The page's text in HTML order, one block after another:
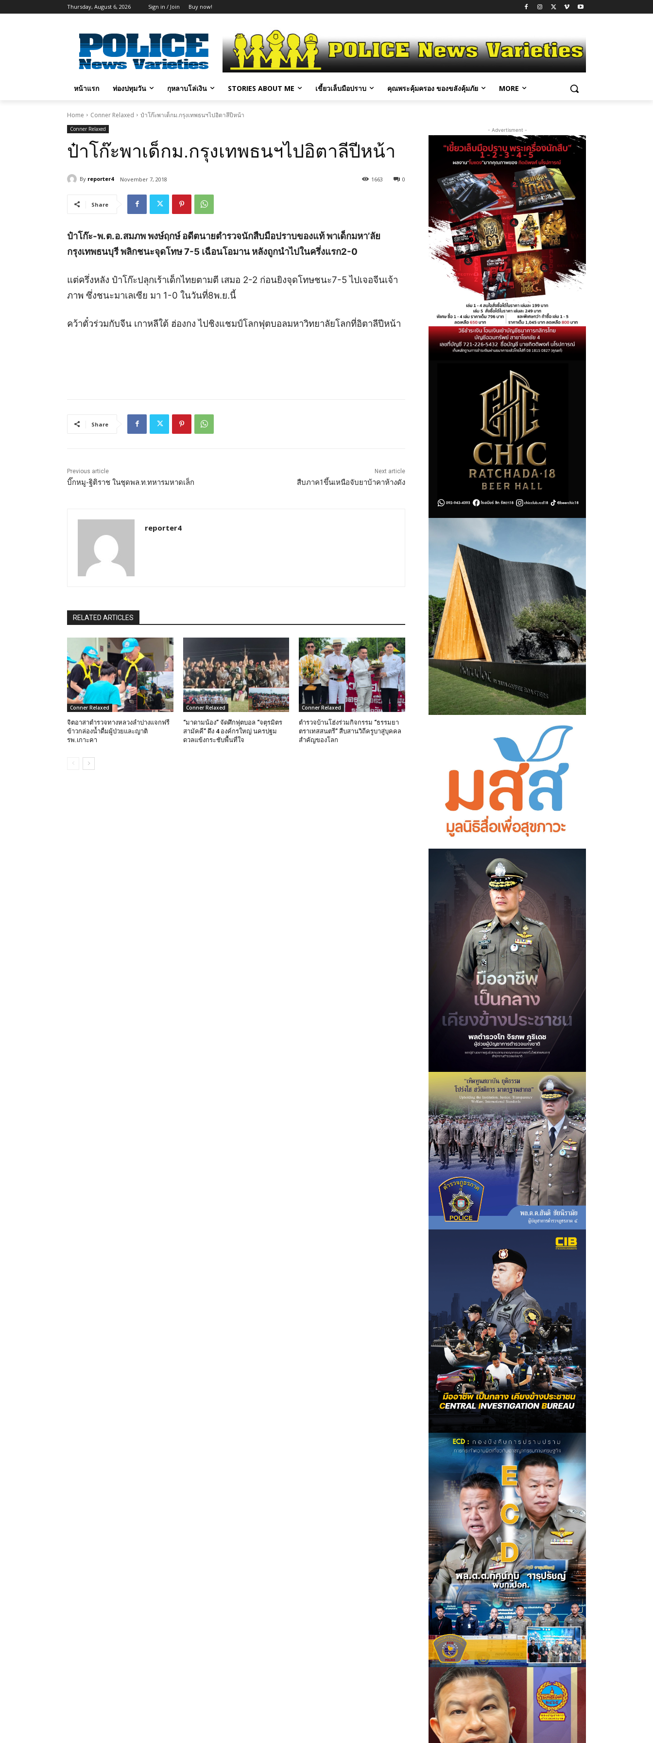
Thursday, August 6, 2026 Sign in / Join Buy now!
หน้าแรก ท่องปทุมวัน กุหลาบโล่เงิน STORIES ABOUT ME เขี้ยวเล็บมือปราบ คุณพระคุ้มครอง ของขลังคุ้มภัย MORE
Home Conner Relaxed ป๋าโก๊ะพาเด็กม.กรุงเทพธนฯไปอิตาลีปีหน้า
Conner Relaxed
ป๋าโก๊ะพาเด็กม.กรุงเทพธนฯไปอิตาลีปีหน้า
By reporter4 November 7, 2018 0
1663
Share
ป๋าโก๊ะ-พ.ต.อ.สมภพ พงษ์ฤกษ์ อดีตนายตำรวจนักสืบมือปราบของแท้ พาเด็กมหา’ลัย
กรุงเทพธนบุรี พลิกชนะจุดโทษ 7-5 เฉือนโอมาน หลังถูกนำไปในครึ่งแรก2-0
แต่ครึ่งหลัง ป๋าโก๊ะปลุกเร้าเด็กไทยตามตี เสมอ 2-2 ก่อนยิงจุดโทษชนะ7-5 ไปเจอจีนเจ้า
ภาพ ซึ่งชนะมาเลเซีย มา 1-0 ในวันที่8พ.ย.นี้
คว้าตั๋วร่วมกับจีน เกาหลีใต้ ฮ่องกง ไปชิงแชมป์โลกฟุตบอลมหาวิทยาลัยโลกที่อิตาลีปีหน้า
Share
Previous article
บิ๊กหมู-ฐิติราช ในชุดพล.ท.ทหารมหาดเล็ก
Next article
สืบภาค1ขึ้นเหนือจับยาบ้าคาห้างดัง
reporter4
RELATED ARTICLES
Conner Relaxed
จิตอาสาตำรวจทางหลวงลำปางแจกฟรี
ข้าวกล่องน้ำดื่มผู้ป่วยและญาติ
รพ.เกาะคา
Conner Relaxed
“มาดามน้อง” จัดศึกฟุตบอล “จตุรมิตร
สามัคคี” ดึง 4 องค์กรใหญ่ นครปฐม
ดวลแข้งกระชับพื้นที่ใจ
Conner Relaxed
ตำรวจบ้านโฮ่งร่วมกิจกรรม “ธรรมยา
ตราเทสสนตรี” สืบสานวิถีครูบาสู่บุคคล
สำคัญของโลก
- Advertisment -